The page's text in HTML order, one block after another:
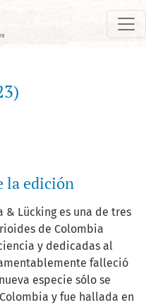
la edición
& Lücking es una de tres
de Colombia
y dedicadas al
falleció
especie sólo se
y fue hallada en